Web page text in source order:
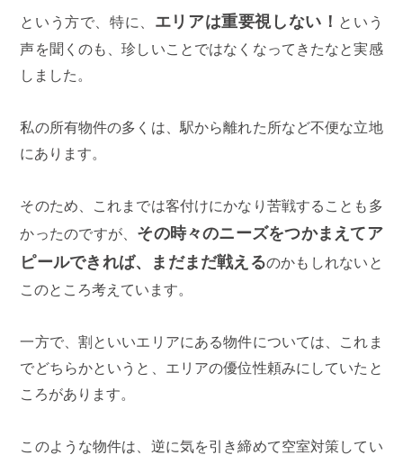
という方で、特に、 エリアは重要視しない！ という
声を聞くのも、珍しいことではなくなってきたなと実感
しました。
私の所有物件の多くは、駅から離れた所など不便な立地
にあります。
そのため、これまでは客付けにかなり苦戦することも多
かったのですが、 その時々のニーズをつかまえてア
ピールできれば、まだまだ戦えるのかもしれないと
このところ考えています。
一方で、割といいエリアにある物件については、これま
でどちらかというと、エリアの優位性頼みにしていたと
ころがあります。
このような物件は、逆に気を引き締めて空室対策してい